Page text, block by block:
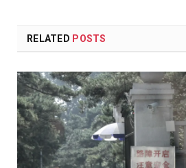
RELATED POSTS